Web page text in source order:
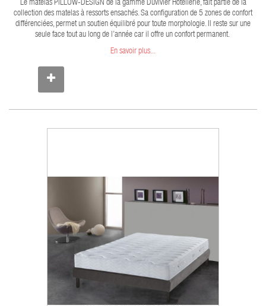
Le matelas PILLOW-DESIGN de la gamme Duvivier Hôtellerie, fait partie de la
collection des matelas à ressorts ensachés. Sa configuration de 5 zones de confort
différenciées, permet un soutien équilibré pour toute morphologie. Il reste sur une
seule face tout au long de l’année car il offre un confort permanent.
En savoir plus...